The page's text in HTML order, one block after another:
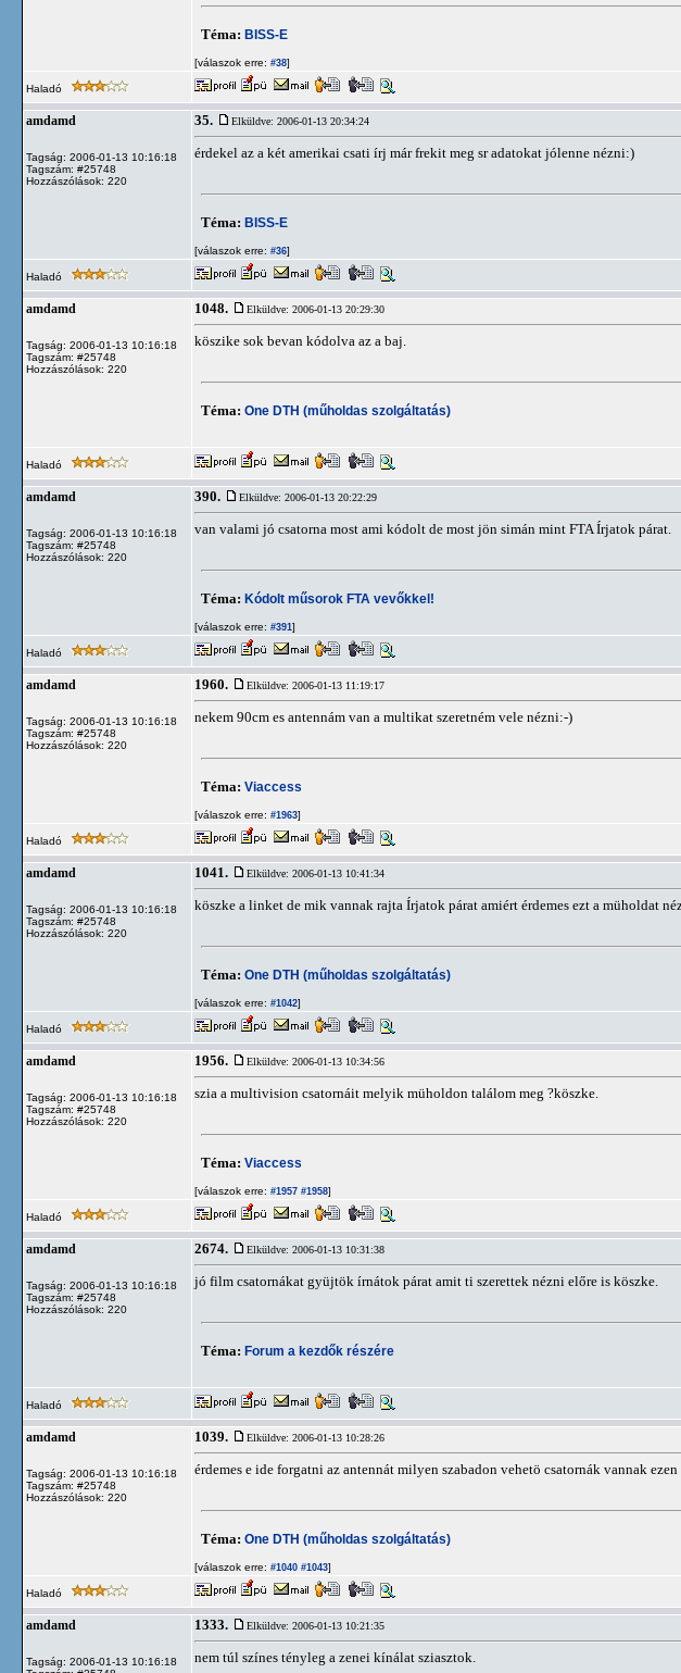
Téma: BISS-E
[válaszok erre: #38]
Haladó
amdamd
Tagság: 2006-01-13 10:16:18
Tagszám: #25748
Hozzászólások: 220
35. Elküldve: 2006-01-13 20:34:24
érdekel az a két amerikai csati írj már frekit meg sr adatokat jólenne nézni:)
Téma: BISS-E
[válaszok erre: #36]
Haladó
amdamd
Tagság: 2006-01-13 10:16:18
Tagszám: #25748
Hozzászólások: 220
1048. Elküldve: 2006-01-13 20:29:30
köszike sok bevan kódolva az a baj.
Téma: One DTH (műholdas szolgáltatás)
Haladó
amdamd
Tagság: 2006-01-13 10:16:18
Tagszám: #25748
Hozzászólások: 220
390. Elküldve: 2006-01-13 20:22:29
van valami jó csatorna most ami kódolt de most jön simán mint FTA Írjatok párat.
Téma: Kódolt műsorok FTA vevőkkel!
[válaszok erre: #391]
Haladó
amdamd
Tagság: 2006-01-13 10:16:18
Tagszám: #25748
Hozzászólások: 220
1960. Elküldve: 2006-01-13 11:19:17
nekem 90cm es antennám van a multikat szeretném vele nézni:-)
Téma: Viaccess
[válaszok erre: #1963]
Haladó
amdamd
Tagság: 2006-01-13 10:16:18
Tagszám: #25748
Hozzászólások: 220
1041. Elküldve: 2006-01-13 10:41:34
köszke a linket de mik vannak rajta Írjatok párat amiért érdemes ezt a müholdat
Téma: One DTH (műholdas szolgáltatás)
[válaszok erre: #1042]
Haladó
amdamd
Tagság: 2006-01-13 10:16:18
Tagszám: #25748
Hozzászólások: 220
1956. Elküldve: 2006-01-13 10:34:56
szia a multivision csatornáit melyik müholdon találom meg ?köszke.
Téma: Viaccess
[válaszok erre: #1957 #1958]
Haladó
amdamd
Tagság: 2006-01-13 10:16:18
Tagszám: #25748
Hozzászólások: 220
2674. Elküldve: 2006-01-13 10:31:38
jó film csatornákat gyüjtök írnátok párat amit ti szerettek nézni előre is köszke.
Téma: Forum a kezdők részére
Haladó
amdamd
Tagság: 2006-01-13 10:16:18
Tagszám: #25748
Hozzászólások: 220
1039. Elküldve: 2006-01-13 10:28:26
érdemes e ide forgatni az antennát milyen szabadon vehetö csatornák vannak
Téma: One DTH (műholdas szolgáltatás)
[válaszok erre: #1040 #1043]
Haladó
amdamd
Tagság: 2006-01-13 10:16:18
1333. Elküldve: 2006-01-13 10:21:35
nem túl színes tényleg a zenei kínálat sziasztok.